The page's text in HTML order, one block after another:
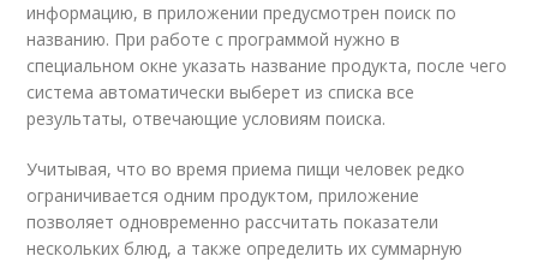
информацию, в приложении предусмотрен поиск по
названию. При работе с программой нужно в
специальном окне указать название продукта, после чего
система автоматически выберет из списка все
результаты, отвечающие условиям поиска.
Учитывая, что во время приема пищи человек редко
ограничивается одним продуктом, приложение
позволяет одновременно рассчитать показатели
нескольких блюд, а также определить их суммарную